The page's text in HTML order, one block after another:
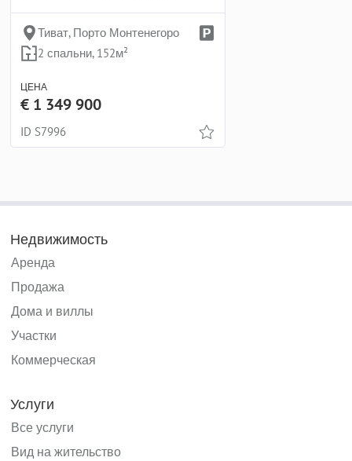
Тиват, Порто Монтенегоро
2 спальни, 152м²
ЦЕНА
€ 1 349 900
ID S7996
Недвижимость
Аренда
Продажа
Дома и виллы
Участки
Коммерческая
Услуги
Все услуги
Вид на жительство